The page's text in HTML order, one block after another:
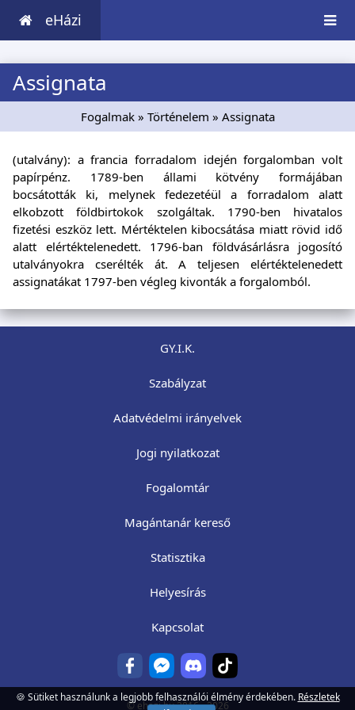
eHázi
Assignata
Fogalmak » Történelem » Assignata
(utalvány): a francia forradalom idején forgalomban volt
papírpénz. 1789-ben állami kötvény formájában
bocsátották ki, melynek fedezetéül a forradalom alatt
elkobzott földbirtokok szolgáltak. 1790-ben hivatalos
fizetési eszköz lett. Mértéktelen kibocsátása miatt rövid idő
alatt elértéktelenedett. 1796-ban földvásárlásra jogosító
utalványokra cserélték át. A teljesen elértéktelenedett
assignatákat 1797-ben végleg kivonták a forgalomból.
GY.I.K.
Szabályzat
Adatvédelmi irányelvek
Jogi nyilatkozat
Fogalomtár
Magántanár kereső
Statisztika
Helyesírás
Kapcsolat
©ehazi.hu2016 - 2026
🍪 Sütiket használunk a legjobb felhasználói élmény érdekében. Részletek